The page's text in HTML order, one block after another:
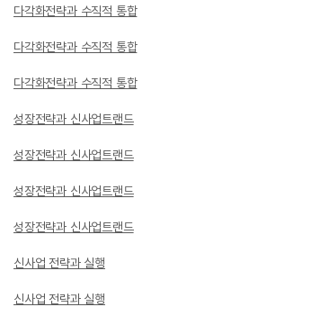
다각화전략과 수직적 통합
다각화전략과 수직적 통합
다각화전략과 수직적 통합
성장전략과 신사업트랜드
성장전략과 신사업트랜드
성장전략과 신사업트랜드
성장전략과 신사업트랜드
신사업 전략과 실행
신사업 전략과 실행